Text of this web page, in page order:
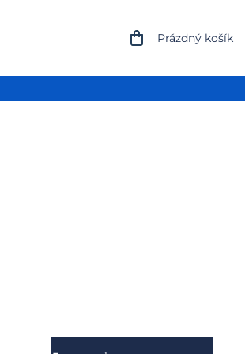
NÁKUPNÍ
Prázdný košík